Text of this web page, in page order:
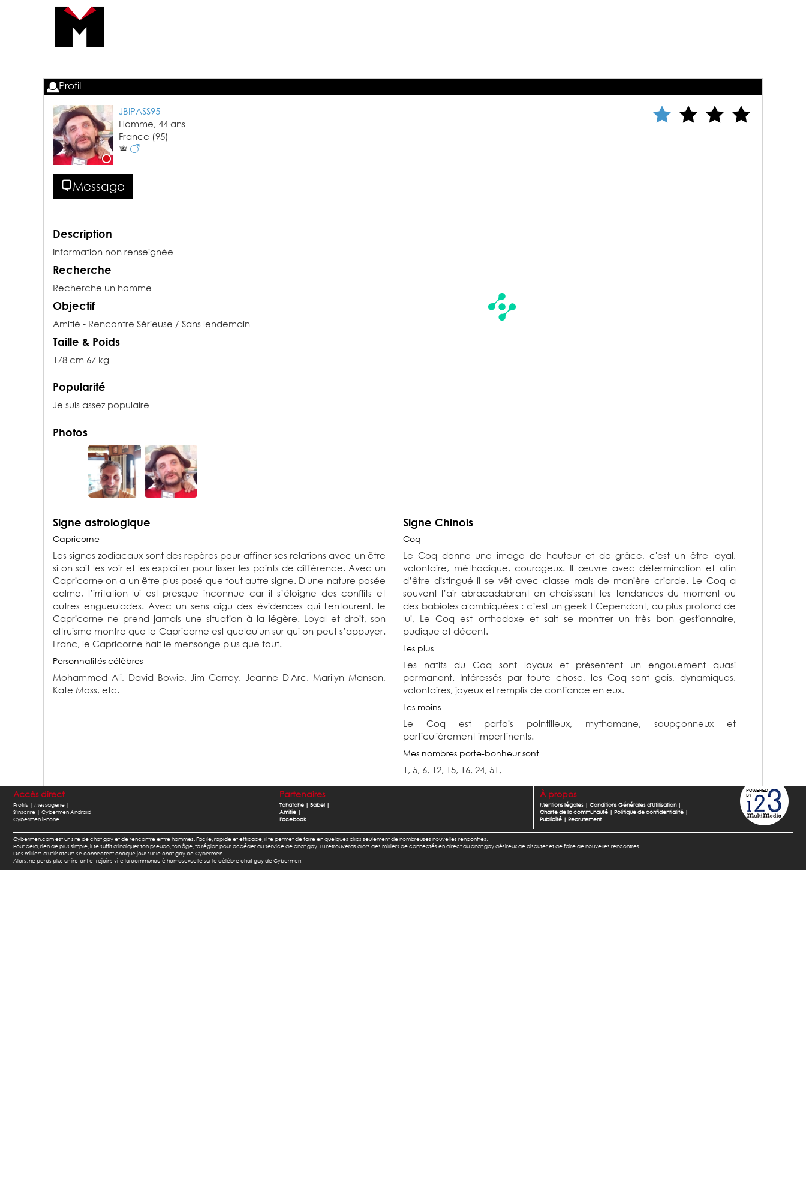
Profil
JBIPASS95
Homme, 44 ans
France (95)
Message
Description
Information non renseignée
Recherche
Recherche un homme
Objectif
Amitié - Rencontre Sérieuse / Sans lendemain
Taille & Poids
178 cm 67 kg
Popularité
Je suis assez populaire
Photos
Signe astrologique
Capricorne
Les signes zodiacaux sont des repères pour affiner ses relations avec un être
si on sait les voir et les exploiter pour lisser les points de différence. Avec un
Capricorne on a un être plus posé que tout autre signe. D'une nature posée
calme, l’irritation lui est presque inconnue car il s’éloigne des conflits et
autres engueulades. Avec un sens aigu des évidences qui l'entourent, le
Capricorne ne prend jamais une situation à la légère. Loyal et droit, son
altruisme montre que le Capricorne est quelqu'un sur qui on peut s’appuyer.
Franc, le Capricorne hait le mensonge plus que tout.
Personnalités célèbres
Mohammed Ali, David Bowie,Jim Carrey,Jeanne D'Arc, Marilyn Manson,
Kate Moss, etc.
Signe Chinois
Coq
Le Coq donne une image de hauteur et de grâce, c'est un être loyal,
volontaire, méthodique, courageux. Il œuvre avec détermination et afin
d’être distingué il se vêt avec classe mais de manière criarde. Le Coq a
souvent l’air abracadabrant en choisissant les tendances du moment ou
des babioles alambiquées : c’est un geek ! Cependant, au plus profond de
lui, Le Coq est orthodoxe et sait se montrer un très bon gestionnaire,
pudique et décent.
Les plus
Les natifs du Coq sont loyaux et présentent un engouement quasi
permanent. Intéressés par toute chose, les Coq sont gais, dynamiques,
volontaires, joyeux et remplis de confiance en eux.
Les moins
Le Coq est parfois pointilleux, mythomane, soupçonneux et
particulièrement impertinents.
Mes nombres porte-bonheur sont
1, 5, 6, 12, 15, 16, 24, 51,
Accès direct
Profils | Messagerie |
S'inscrire | Cybermen Android
Cybermen iPhone
Partenaires
Tchatche | Babel |
Amitie |
Facebook
À propos
Mentions légales| Conditions Générales d'Utilisation|
Charte de la communauté| Politique de confidentialité|
Publicité| Recrutement
Cybermen.com est un site de chat gay et de rencontre entre hommes. Facile, rapide et efficace, il te permet de faire en quelques clics seulement de nombreuses nouvelles rencontres.
Pour cela, rien de plus simple, il te suffit d'indiquer ton pseudo, ton âge, ta région pour accéder au service de chat gay. Tu retrouveras alors des milliers de connectés en direct au chat gay désireux de discuter et de faire de nouvelles rencontres.
Des milliers d'utilisateurs se connectent chaque jour sur le chat gay de Cybermen.
Alors, ne perds plus un instant et rejoins vite la communauté homosexuelle sur le célèbre chat gay de Cybermen.